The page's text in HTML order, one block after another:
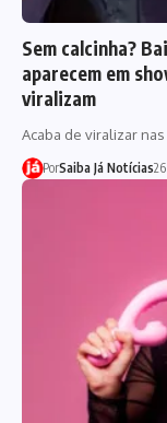
Sem calcinha?
aparecem em
viralizam
Acaba de viralizar
PorSaiba Já Notícias